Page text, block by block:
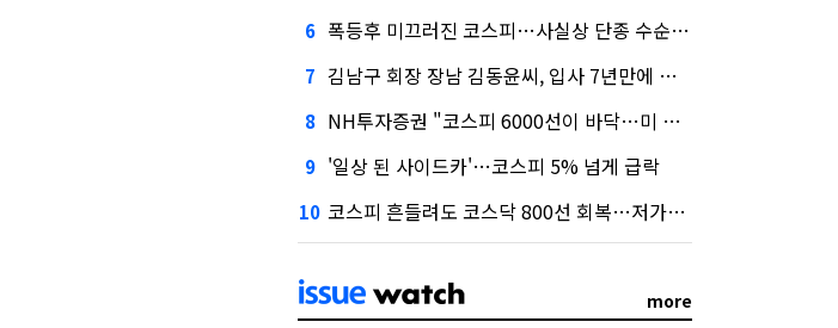
6 폭등후 미끄러진 코스피…사실상 단종 수순 밟는 '단종레'
7 김남구 회장 장남 김동윤씨, 입사 7년만에 한투증권 임원 승진
8 NH투자증권 "코스피 6000선이 바닥…미 금리 안정 후 추가 회복"
9 '일상 된 사이드카'…코스피 5% 넘게 급락
10 코스피 흔들려도 코스닥 800선 회복…저가매수세 유입
more